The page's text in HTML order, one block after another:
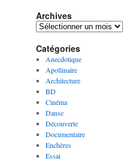
Archives
A
c
h
i
v
e
s
Catégories
Anecdotique
Apollinaire
Architecture
BD
Cinéma
Danse
Découverte
Documentaire
Enchères
Essai